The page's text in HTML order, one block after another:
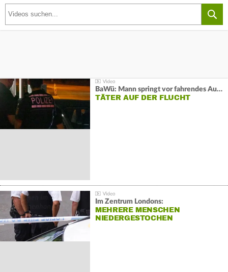
BaWü: Mann springt vor fahrendes Auto und schießt
TÄTER AUF DER FLUCHT
Im Zentrum Londons:
MEHRERE MENSCHEN
NIEDERGESTOCHEN